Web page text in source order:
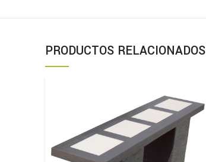
PRODUCTOS RELACIONADOS